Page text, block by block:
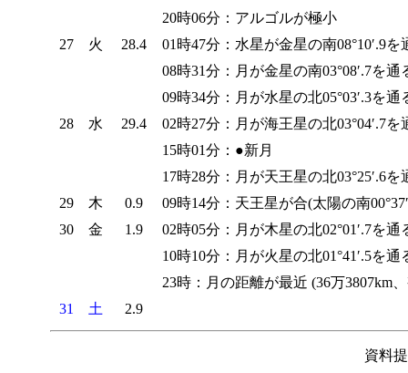
20時06分：アルゴルが極小
27
火 28.4
01時47分：水星が金星の南08°10′.9を
08時31分：月が金星の南03°08′.7を通
09時34分：月が水星の北05°03′.3を通
28
水 29.4
02時27分：月が海王星の北03°04′.7を
15時01分：●新月
17時28分：月が天王星の北03°25′.6を
29
木 0.9
09時14分：天王星が合(太陽の南
30
金 1.9
02時05分：月が木星の北02°01′.7を通
10時10分：月が火星の北01°41′.5を通
23時：月の距離が最近 (36万3807km、
31
土 2.9
資料